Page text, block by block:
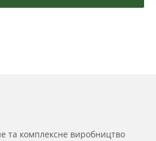
та комплексне виробництво